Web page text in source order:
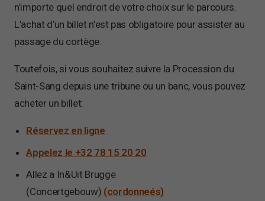
n’importe quel endroit de votre choix sur le parcours.
L’achat d’un billet n’est pas obligatoire pour assister au
passage du cortège.
Toutefois, si vous souhaitez suivre la Procession du
Saint-Sang depuis une tribune ou un banc, vous pouvez
acheter un billet:
Réservez en ligne
Appelez le +32 78 15 20 20
Allez a In&Uit Brugge
(Concertgebouw) (cordonneés)